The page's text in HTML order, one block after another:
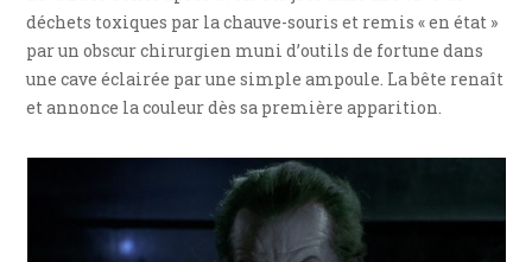
déchets toxiques par la chauve-souris et remis « en état »
par un obscur chirurgien muni d’outils de fortune dans
une cave éclairée par une simple ampoule. La bête renaît
et annonce la couleur dès sa première apparition.